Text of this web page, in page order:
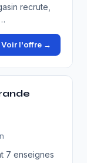
recrute,
Voir l'offre →
7 enseignes